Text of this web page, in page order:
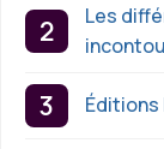
Les